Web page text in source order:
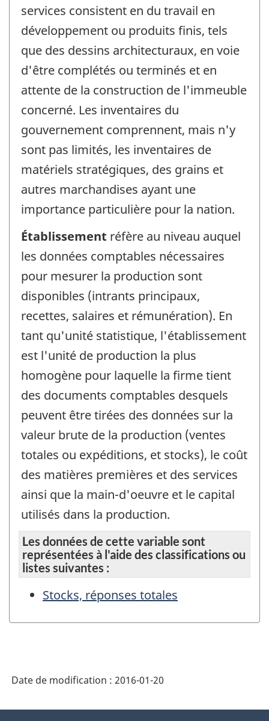
services consistent en du travail en
développement ou produits finis, tels
que des dessins architecturaux, en voie
d'être complétés ou terminés et en
attente de la construction de l'immeuble
concerné. Les inventaires du
gouvernement comprennent, mais n'y
sont pas limités, les inventaires de
matériels stratégiques, des grains et
autres marchandises ayant une
importance particulière pour la nation.
Établissement réfère au niveau auquel
les données comptables nécessaires
pour mesurer la production sont
disponibles (intrants principaux,
recettes, salaires et rémunération). En
tant qu'unité statistique, l'établissement
est l'unité de production la plus
homogène pour laquelle la firme tient
des documents comptables desquels
peuvent être tirées des données sur la
valeur brute de la production (ventes
totales ou expéditions, et stocks), le coût
des matières premières et des services
ainsi que la main-d'oeuvre et le capital
utilisés dans la production.
Les données de cette variable sont
représentées à l'aide des classifications ou
listes suivantes :
Stocks, réponses totales
Date de modification : 2016-01-20